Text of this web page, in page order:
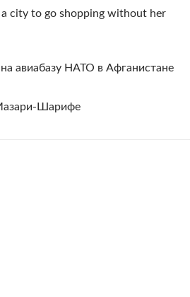
city to go shopping without her
на авиабазу НАТО в Афганистане
Шарифе